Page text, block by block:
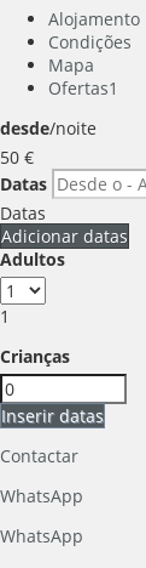
Alojamento
Condições
Mapa
Ofertas1
desde/noite
50 €
Datas
Datas
Adicionar datas
Adultos
1
Crianças
Inserir datas
Contactar
WhatsApp
WhatsApp